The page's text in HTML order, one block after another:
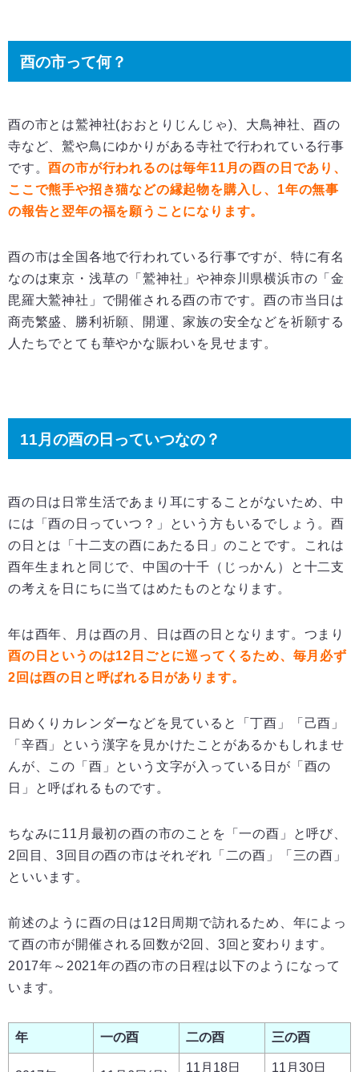
酉の市って何？
酉の市とは鷲神社(おおとりじんじゃ)、大鳥神社、酉の
寺など、鷲や鳥にゆかりがある寺社で行われている行事
です。酉の市が行われるのは毎年11月の酉の日であり、
ここで熊手や招き猫などの縁起物を購入し、1年の無事
の報告と翌年の福を願うことになります。
酉の市は全国各地で行われている行事ですが、特に有名
なのは東京・浅草の「鷲神社」や神奈川県横浜市の「金
毘羅大鷲神社」で開催される酉の市です。酉の市当日は
商売繁盛、勝利祈願、開運、家族の安全などを祈願する
人たちでとても華やかな賑わいを見せます。
11月の酉の日っていつなの？
酉の日は日常生活であまり耳にすることがないため、中
には「酉の日っていつ？」という方もいるでしょう。酉
の日とは「十二支の酉にあたる日」のことです。これは
酉年生まれと同じで、中国の十千（じっかん）と十二支
の考えを日にちに当てはめたものとなります。
年は酉年、月は酉の月、日は酉の日となります。つまり
酉の日というのは12日ごとに巡ってくるため、毎月必ず
2回は酉の日と呼ばれる日があります。
日めくりカレンダーなどを見ていると「丁酉」「己酉」
「辛酉」という漢字を見かけたことがあるかもしれませ
んが、この「酉」という文字が入っている日が「酉の
日」と呼ばれるものです。
ちなみに11月最初の酉の市のことを「一の酉」と呼び、
2回目、3回目の酉の市はそれぞれ「二の酉」「三の酉」
といいます。
前述のように酉の日は12日周期で訪れるため、年によっ
て酉の市が開催される回数が2回、3回と変わります。
2017年～2021年の酉の市の日程は以下のようになって
います。
年 一の酉 二の酉 三の酉
11月18日
11月30日